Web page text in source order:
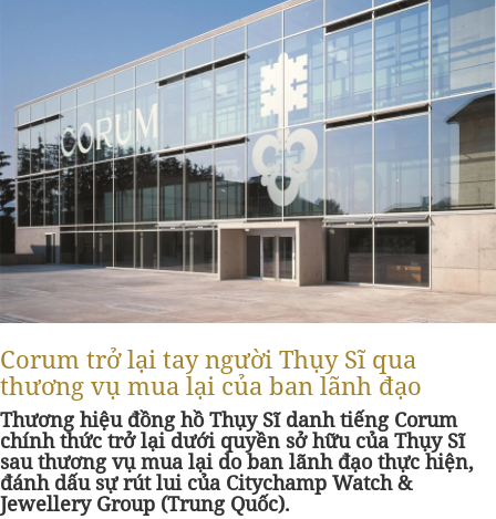
Corum trở lại tay người Thụy Sĩ qua
thương vụ mua lại của ban lãnh đạo
Thương hiệu đồng hồ Thụy Sĩ danh tiếng Corum
chính thức trở lại dưới quyền sở hữu của Thụy Sĩ
sau thương vụ mua lại do ban lãnh đạo thực hiện,
đánh dấu sự rút lui của Citychamp Watch &
Jewellery Group (Trung Quốc).